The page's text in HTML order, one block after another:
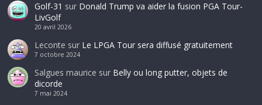
Golf-31 sur Donald Trump va aider la fusion PGA Tour-
LivGolf
20 avril 2026
Leconte sur Le LPGA Tour sera diffusé gratuitement
7 octobre 2024
Salgues maurice sur Belly ou long putter, objets de
dicorde
7 mai 2024